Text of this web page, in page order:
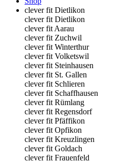
clever fit Dietlikon
clever fit Dietlikon
clever fit Aarau
clever fit Zuchwil
clever fit Winterthur
clever fit Volketswil
clever fit Steinhausen
clever fit St. Gallen
clever fit Schlieren
clever fit Schaffhausen
clever fit Rümlang
clever fit Regensdorf
clever fit Pfäffikon
clever fit Opfikon
clever fit Kreuzlingen
clever fit Goldach
clever fit Frauenfeld